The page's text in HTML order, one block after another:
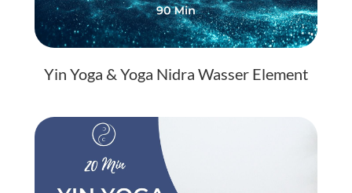
Yin Yoga & Yoga Nidra Wasser Element